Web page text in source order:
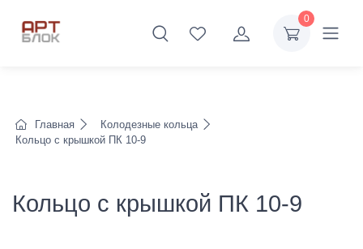
0
Главная
Колодезные кольца
Кольцо с крышкой ПК 10-9
Кольцо с крышкой ПК 10-9